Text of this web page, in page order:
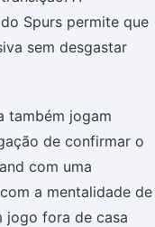
Spurs permite que
sem desgastar
também jogam
de confirmar o
com uma
a mentalidade de
jogo fora de casa